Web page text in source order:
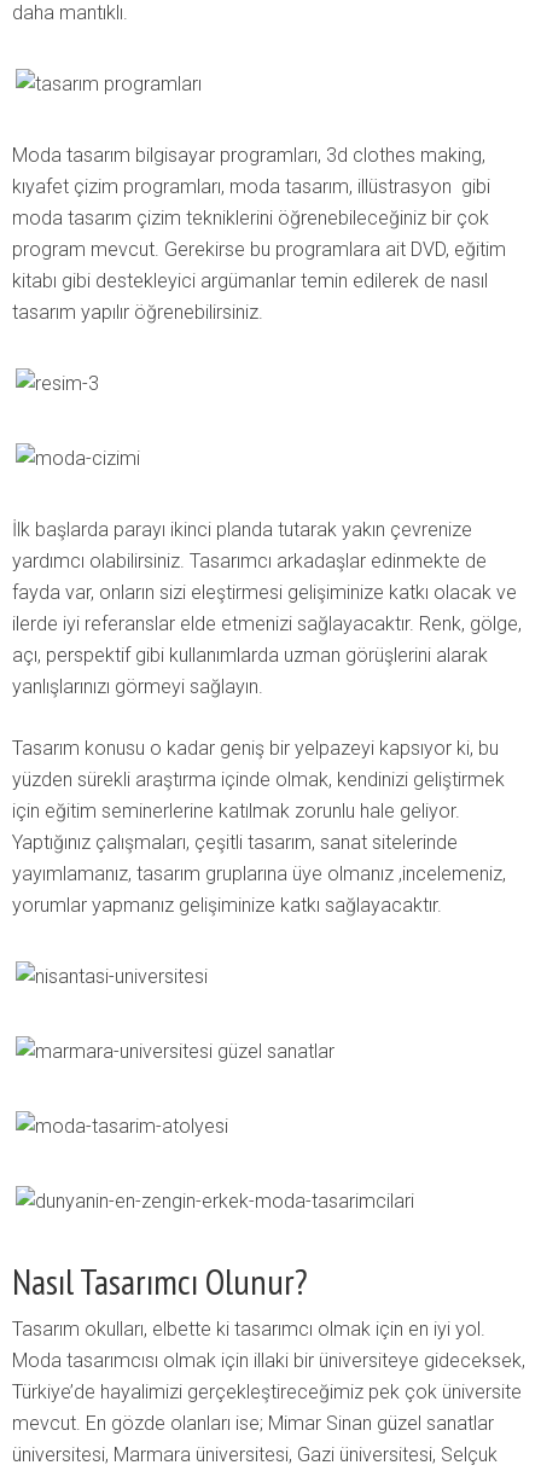
daha mantıklı.
Moda tasarım bilgisayar programları, 3d clothes making,
kıyafet çizim programları, moda tasarım, illüstrasyon gibi
moda tasarım çizim tekniklerini öğrenebileceğiniz bir çok
program mevcut. Gerekirse bu programlara ait DVD, eğitim
kitabı gibi destekleyici argümanlar temin edilerek de nasıl
tasarım yapılır öğrenebilirsiniz.
İlk başlarda parayı ikinci planda tutarak yakın çevrenize
yardımcı olabilirsiniz. Tasarımcı arkadaşlar edinmekte de
fayda var, onların sizi eleştirmesi gelişiminize katkı olacak ve
ilerde iyi referanslar elde etmenizi sağlayacaktır. Renk, gölge,
açı, perspektif gibi kullanımlarda uzman görüşlerini alarak
yanlışlarınızı görmeyi sağlayın.
Tasarım konusu o kadar geniş bir yelpazeyi kapsıyor ki, bu
yüzden sürekli araştırma içinde olmak, kendinizi geliştirmek
için eğitim seminerlerine katılmak zorunlu hale geliyor.
Yaptığınız çalışmaları, çeşitli tasarım, sanat sitelerinde
yayımlamanız, tasarım gruplarına üye olmanız ,incelemeniz,
yorumlar yapmanız gelişiminize katkı sağlayacaktır.
Nasıl Tasarımcı Olunur?
Tasarım okulları, elbette ki tasarımcı olmak için en iyi yol.
Moda tasarımcısı olmak için illaki bir üniversiteye gideceksek,
Türkiye’de hayalimizi gerçekleştireceğimiz pek çok üniversite
mevcut. En gözde olanları ise; Mimar Sinan güzel sanatlar
üniversitesi, Marmara üniversitesi, Gazi üniversitesi, Selçuk